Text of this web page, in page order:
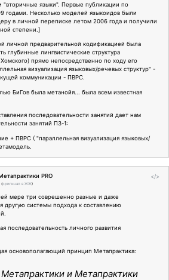
"вторичные языки". Первые публикации по
годами. Несколько моделей языкоидов были
в личной переписке летом 2006 года и получили
степени.]
личной предварительной кодификацией была
глубинные лингвистические структура
прямо непосредственно по ходу его
визуализация языковых/речевых структур" -
коммуникации - ПВРС.
БиГов была метанойя... была всем известная
последовательности занятий дает нам
занятий ПЗ-1:
+ ПВРС ( "параллельная визуализация языковых/
</>
PRO
(оригинал в ЖЖ)
мере три соврешенно разные и даже
другую системы подхода к составлению
последовательность личного развития
основополагающий принцип Метапрактика:
и Метапрактики